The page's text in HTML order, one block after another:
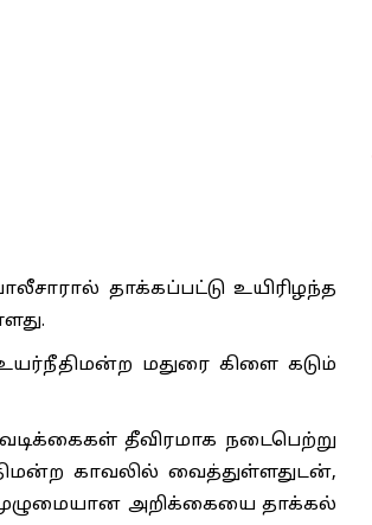
தாக்கப்பட்டு உயிரிழந்த
மதுரை கிளை கடும்
தீவிரமாக நடைபெற்று
காவலில் வைத்துள்ளதுடன்,
முழுமையான அறிக்கையை தாக்கல்